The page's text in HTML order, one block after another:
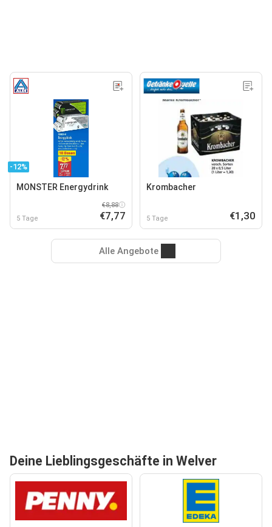
-12%
MONSTER Energydrink
5 Tage
€8,88
€7,77
Krombacher
5 Tage €1,30
Alle Angebote
Deine Lieblingsgeschäfte in Welver